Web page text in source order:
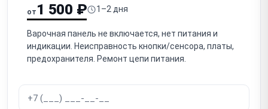
панель, кнопки)
Для газовых: не поджигается / не зажигается
горелка
Для газовых: тухнет горелка / не держит пламя
Не работает / заедает ручка конфорки
от 1 500 ₽ 1–2 дня
Варочная панель не включается, нет питания и
индикации. Неисправность кнопки/сенсора, платы,
предохранителя. Ремонт цепи питания.